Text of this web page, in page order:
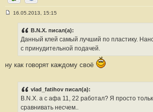
ICQ Сайт
е
16.05.2013, 15:15
B.N.X. писал(а):
Данный клей самый лучший по пластику.
с принудительной подачей.
ну как говорят каждому своё
vlad_fatihov писал(а):
B.N.X. а с афа 11, 22 работал? Я просто
сравнивать несчем..